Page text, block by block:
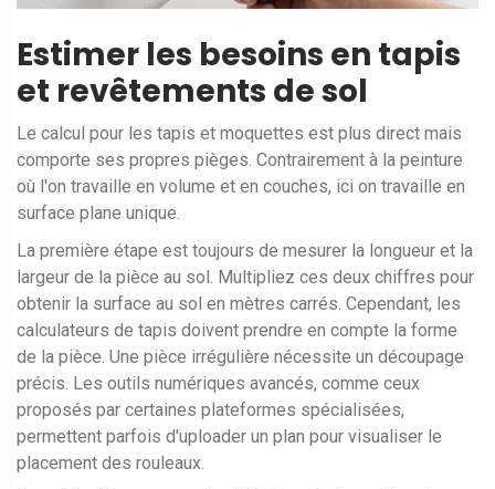
Estimer les besoins en tapis
et revêtements de sol
Le calcul pour les tapis et moquettes est plus direct mais
comporte ses propres pièges. Contrairement à la peinture
où l'on travaille en volume et en couches, ici on travaille en
surface plane unique.
La première étape est toujours de mesurer la longueur et la
largeur de la pièce au sol. Multipliez ces deux chiffres pour
obtenir la surface au sol en mètres carrés. Cependant, les
calculateurs de tapis doivent prendre en compte la forme
de la pièce. Une pièce irrégulière nécessite un découpage
précis. Les outils numériques avancés, comme ceux
proposés par certaines plateformes spécialisées,
permettent parfois d'uploader un plan pour visualiser le
placement des rouleaux.